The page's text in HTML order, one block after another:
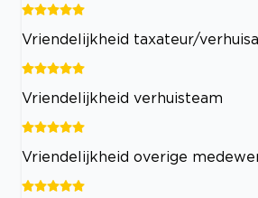
Vriendelijkheid taxateur/
Vriendelijkheid verhuisteam
Vriendelijkheid overige